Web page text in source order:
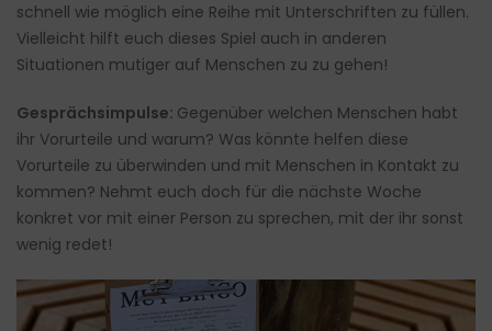
schnell wie möglich eine Reihe mit Unterschriften zu füllen.
Vielleicht hilft euch dieses Spiel auch in anderen
Situationen mutiger auf Menschen zu zu gehen!
Gesprächsimpulse: Gegenüber welchen Menschen habt
ihr Vorurteile und warum? Was könnte helfen diese
Vorurteile zu überwinden und mit Menschen in Kontakt zu
kommen? Nehmt euch doch für die nächste Woche
konkret vor mit einer Person zu sprechen, mit der ihr sonst
wenig redet!